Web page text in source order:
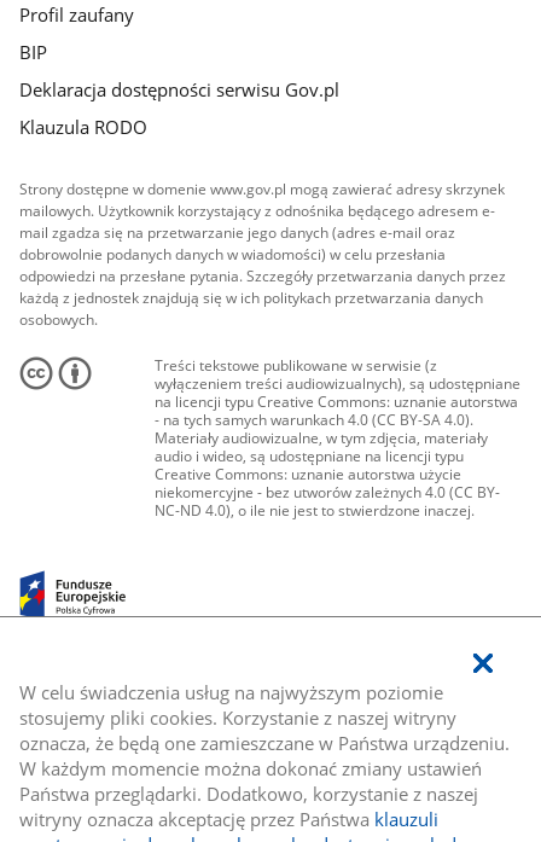
W celu świadczenia usług na najwyższym poziomie
stosujemy pliki cookies. Korzystanie z naszej witryny
oznacza, że będą one zamieszczane w Państwa urządzeniu.
W każdym momencie można dokonać zmiany ustawień
Państwa przeglądarki. Dodatkowo, korzystanie z naszej
witryny oznacza akceptację przez Państwa klauzuli
Profil zaufany
BIP
Deklaracja dostępności serwisu Gov.pl
Klauzula RODO
Strony dostępne w domenie www.gov.pl mogą zawierać adresy skrzynek
mailowych. Użytkownik korzystający z odnośnika będącego adresem e-
mail zgadza się na przetwarzanie jego danych (adres e-mail oraz
dobrowolnie podanych danych w wiadomości) w celu przesłania
odpowiedzi na przesłane pytania. Szczegóły przetwarzania danych przez
każdą z jednostek znajdują się w ich politykach przetwarzania danych
osobowych.
Treści tekstowe publikowane w serwisie (z
wyłączeniem treści audiowizualnych), są udostępniane
na licencji typu Creative Commons: uznanie autorstwa
- na tych samych warunkach 4.0 (CC BY-SA 4.0).
Materiały audiowizualne, w tym zdjęcia, materiały
audio i wideo, są udostępniane na licencji typu
Creative Commons: uznanie autorstwa użycie
niekomercyjne - bez utworów zależnych 4.0 (CC BY-
NC-ND 4.0), o ile nie jest to stwierdzone inaczej.